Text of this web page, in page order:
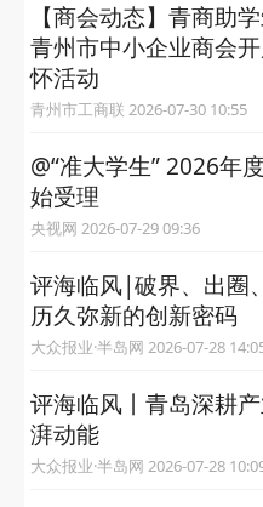
【商会动态】青商
青州市中小企业商会
怀活动
青州市工商联 2026-07-30 10:55
@“准大学生” 2026年
始受理
央视网 2026-07-29 09:36
评海临风|破界、出圈
历久弥新的创新密码
大众报业·半岛网 2026-07-28
评海临风丨青岛深耕
湃动能
大众报业·半岛网 2026-07-28